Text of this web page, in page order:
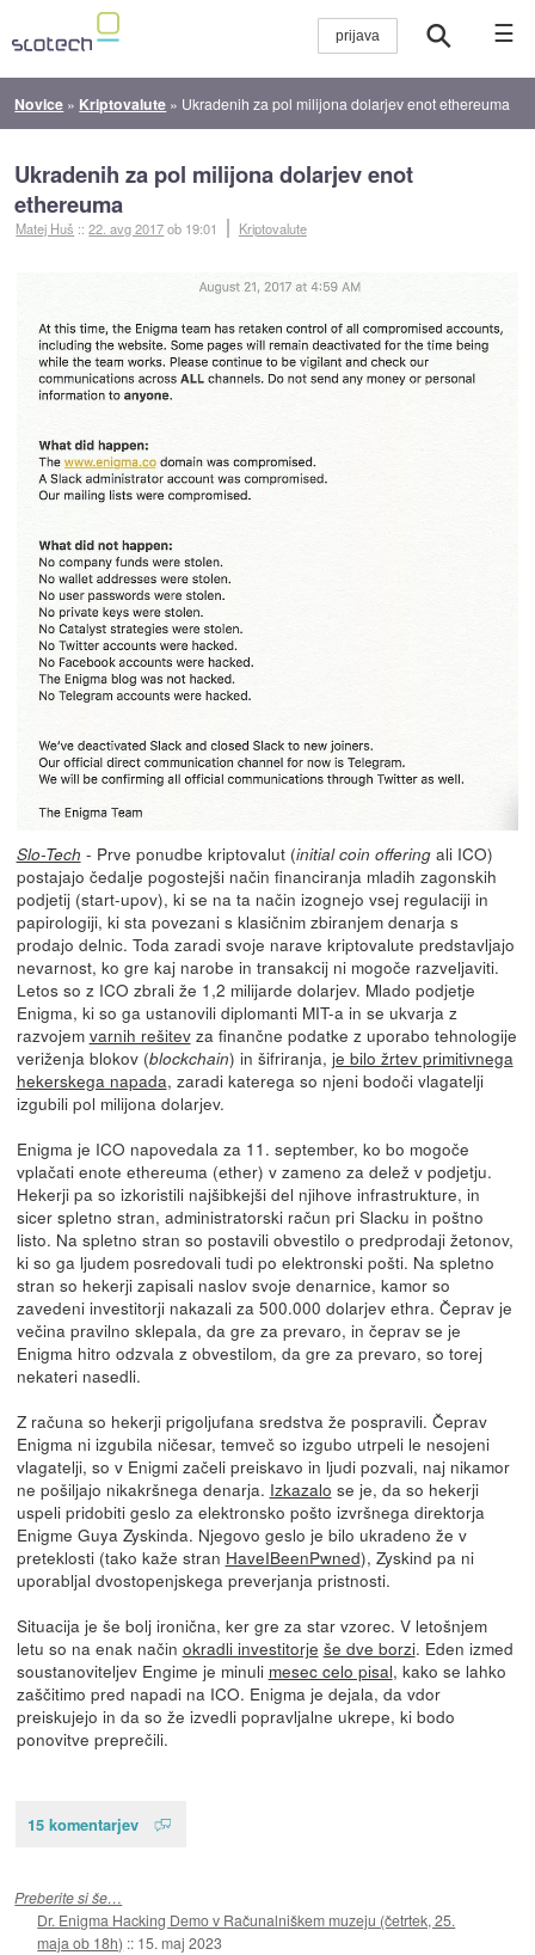
☰
Novice » Kriptovalute » Ukradenih za pol milijona dolarjev enot ethereuma
Ukradenih za pol milijona dolarjev enot
ethereuma
Matej Huš ::22. avg 2017ob 19:01 Kriptovalute
Slo-Tech - Prve ponudbe kriptovalut (initial coin offeringali ICO)
postajajo čedalje pogostejši način financiranja mladih zagonskih
podjetij (start-upov), ki se na ta način izognejo vsej regulaciji in
papirologiji, ki sta povezani s klasičnim zbiranjem denarja s
prodajo delnic. Toda zaradi svoje narave kriptovalute predstavljajo
nevarnost, ko gre kaj narobe in transakcij ni mogoče razveljaviti.
Letos so z ICO zbrali že 1,2 milijarde dolarjev. Mlado podjetje
Enigma, ki so ga ustanovili diplomanti MIT-a in se ukvarja z
razvojem varnih rešitevza finančne podatke z uporabo tehnologije
veriženja blokov (blockchain) in šifriranja, je bilo žrtev primitivnega
hekerskega napada, zaradi katerega so njeni bodoči vlagatelji
izgubili pol milijona dolarjev.
Enigma je ICO napovedala za 11. september, ko bo mogoče
vplačati enote ethereuma (ether) v zameno za delež v podjetju.
Hekerji pa so izkoristili najšibkejši del njihove infrastrukture, in
sicer spletno stran, administratorski račun pri Slacku in poštno
listo. Na spletno stran so postavili obvestilo o predprodaji žetonov,
ki so ga ljudem posredovali tudi po elektronski pošti. Na spletno
stran so hekerji zapisali naslov svoje denarnice, kamor so
zavedeni investitorji nakazali za 500.000 dolarjev ethra. Čeprav je
večina pravilno sklepala, da gre za prevaro, in čeprav se je
Enigma hitro odzvala z obvestilom, da gre za prevaro, so torej
nekateri nasedli.
Z računa so hekerji prigoljufana sredstva že pospravili. Čeprav
Enigma ni izgubila ničesar, temveč so izgubo utrpeli le nesojeni
vlagatelji, so v Enigmi začeli preiskavo in ljudi pozvali, naj nikamor
ne pošiljajo nikakršnega denarja. Izkazalo se je, da so hekerji
uspeli pridobiti geslo za elektronsko pošto izvršnega direktorja
Enigme Guya Zyskinda. Njegovo geslo je bilo ukradeno že v
preteklosti (tako kaže stran HaveIBeenPwned), Zyskind pa ni
uporabljal dvostopenjskega preverjanja pristnosti.
Situacija je še bolj ironična, ker gre za star vzorec. V letošnjem
letu so na enak način okradli investitorje še dve borzi. Eden izmed
soustanoviteljev Engime je minuli mesec celo pisal, kako se lahko
zaščitimo pred napadi na ICO. Enigma je dejala, da vdor
preiskujejo in da so že izvedli popravljalne ukrepe, ki bodo
ponovitve preprečili.
15 komentarjev
Preberite si še…
Dr. Enigma Hacking Demo v Računalniškem muzeju (četrtek, 25.
maja ob 18h) :: 15. maj 2023